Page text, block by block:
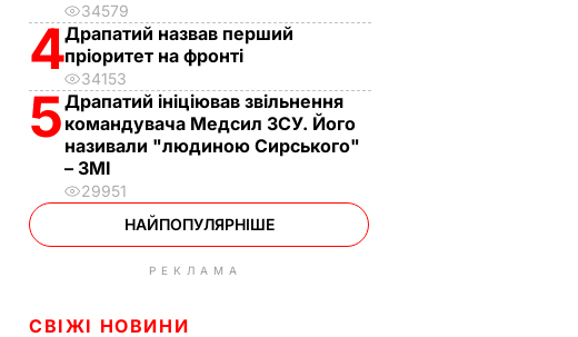
34579
4Драпатий назвав перший
пріоритет на фронті
34153
5Драпатий ініціював звільнення
командувача Медсил ЗСУ. Його
називали "людиною Сирського"
– ЗМІ
29951
НАЙПОПУЛЯРНІШЕ
РЕКЛАМА
СВІЖІ НОВИНИ